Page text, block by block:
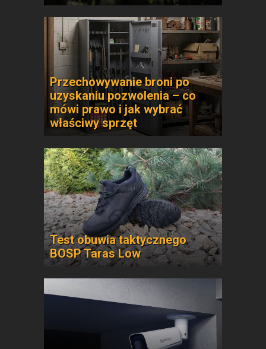
Przechowywanie broni po
uzyskaniu pozwolenia – co
mówi prawo i jak wybrać
właściwy sprzęt
Test obuwia taktycznego
BOSP Taras Low